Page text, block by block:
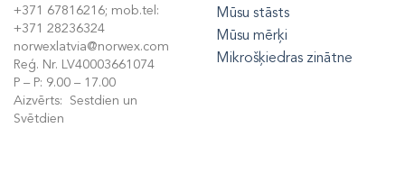
+371 67816216; mob.tel:
+371 28236324
norwexlatvia@norwex.com
Reģ. Nr. LV40003661074
P – P: 9.00 – 17.00
Aizvērts: Sestdien un
Svētdien
Mūsu stāsts
Mūsu mērķi
Mikrošķiedras zinātne